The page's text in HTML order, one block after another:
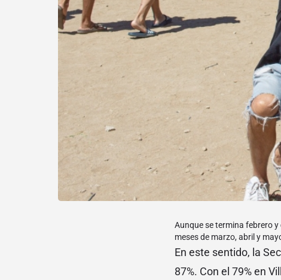
Aunque se termina febrero
meses de marzo, abril y
En este sentido, la
87%. Con el 79% en